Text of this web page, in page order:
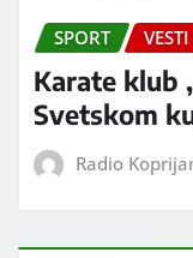
SPORT VESTI
Karate klub
Svetskom
Radio